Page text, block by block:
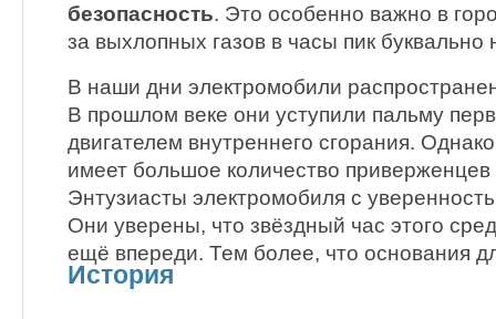
безопасность. Это особенно важно в
за выхлопных газов в часы пик
В наши дни электромобили
В прошлом веке они уступили пальму
двигателем внутреннего сгорания.
имеет большое количество
Энтузиасты электромобиля с
Они уверены, что звёздный час этого
ещё впереди. Тем более, что основания
История